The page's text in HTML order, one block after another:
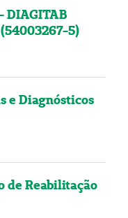
DIAGITAB
5)
e Diagnósticos
de Reabilitação